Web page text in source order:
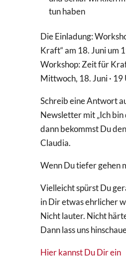
tun haben
Die Einladung:
Kraft“ am 18. Juni um
Workshop: Zeit für
Mittwoch, 18. Juni · 19
Schreib eine Antwort
Newsletter mit „Ich bin
dann bekommst Du
Claudia.
Wenn Du tiefer gehen
Vielleicht spürst Du
in Dir etwas ehrlicher
Nicht lauter. Nicht
Dann lass uns
Hier kannst Du Dir ein